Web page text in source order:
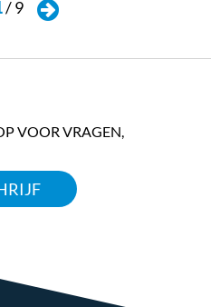
/9
VOOR VRAGEN,